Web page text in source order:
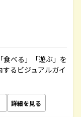
食べる」「遊ぶ」を
るビジュアルガイ
詳細を見る